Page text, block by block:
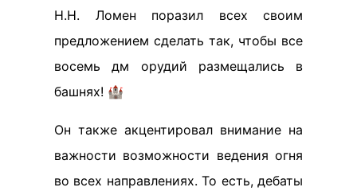
Н.Н. Ломен поразил всех своим
предложением сделать так, чтобы все
восемь дм орудий размещались в
башнях! 🏰
Он также акцентировал внимание на
важности возможности ведения огня
во всех направлениях. То есть, дебаты